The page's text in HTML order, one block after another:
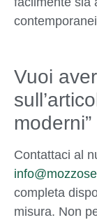
Vuoi
moderni”
Contattaci al
completa
misura. Non